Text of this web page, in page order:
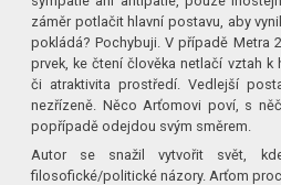
záměr potlačit hlavní postavu, aby
pokládá? Pochybuji. V případě Metra
prvek, ke čtení člověka netlačí vztah
či atraktivita prostředí. Vedlejší
nezřízeně. Něco Arťomovi poví, s
popřípadě odejdou svým směrem.
Autor se snažil vytvořit svět,
filosofické/po­litické názory. Arťom